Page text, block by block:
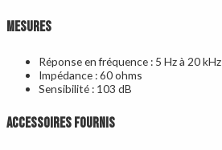
Mesures
Réponse en fréquence : 5 Hz à 20 kHz
Impédance : 60 ohms
Sensibilité : 103 dB
Accessoires fournis